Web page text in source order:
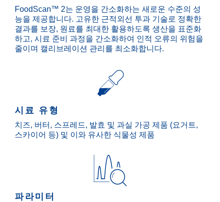
FoodScan™ 2는 운영을 간소화하는 새로운 수준의 성
능을 제공합니다. 고유한 근적외선 투과 기술로 정확한
결과를 보장, 원료를 최대한 활용하도록 생산을 표준화
하고, 시료 준비 과정을 간소화하여 인적 오류의 위험을
줄이며 캘리브레이션 관리를 최소화합니다.
시료 유형
치즈, 버터, 스프레드, 발효 및 과실 가공 제품 (요거트,
스카이어 등) 및 이와 유사한 식물성 제품
파라미터